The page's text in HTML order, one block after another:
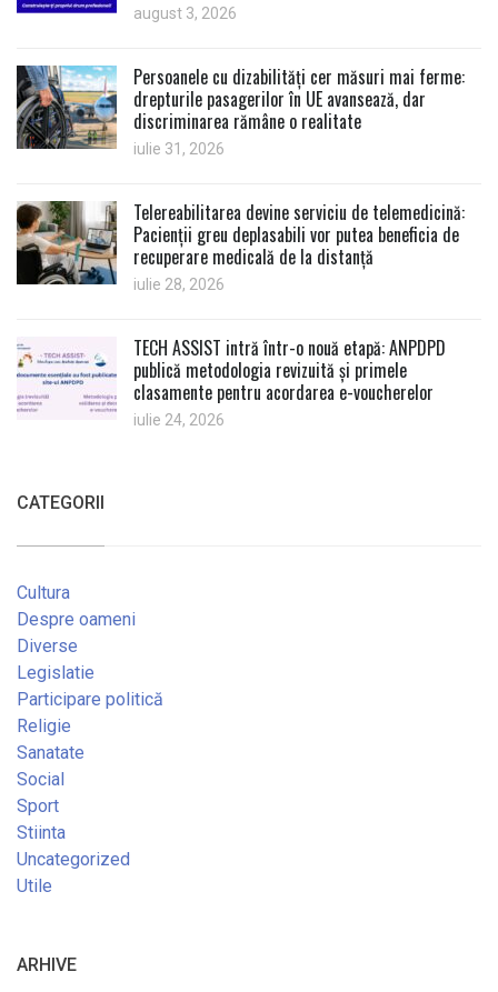
august 3, 2026
Persoanele cu dizabilități cer măsuri mai ferme:
drepturile pasagerilor în UE avansează, dar
discriminarea rămâne o realitate
iulie 31, 2026
Telereabilitarea devine serviciu de telemedicină:
Pacienții greu deplasabili vor putea beneficia de
recuperare medicală de la distanță
iulie 28, 2026
TECH ASSIST intră într-o nouă etapă: ANPDPD
publică metodologia revizuită și primele
clasamente pentru acordarea e-voucherelor
iulie 24, 2026
CATEGORII
Cultura
Despre oameni
Diverse
Legislatie
Participare politică
Religie
Sanatate
Social
Sport
Stiinta
Uncategorized
Utile
ARHIVE